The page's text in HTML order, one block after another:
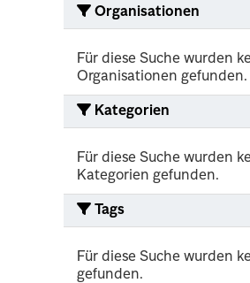
Organisationen
Für diese Suche wurden
Organisationen gefunden.
Kategorien
Für diese Suche wurden
Kategorien gefunden.
Tags
Für diese Suche wurden
gefunden.